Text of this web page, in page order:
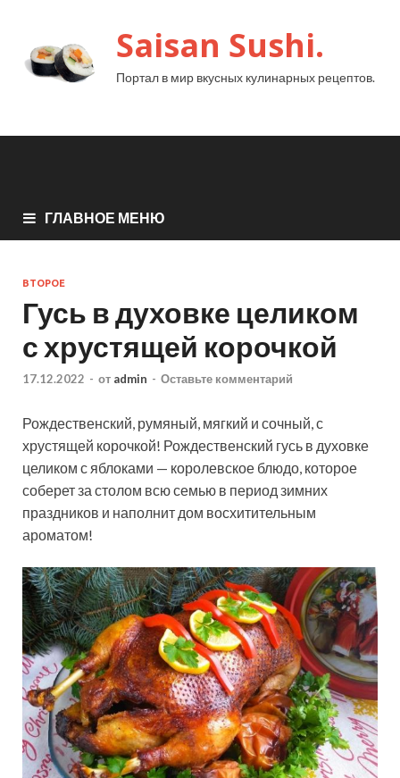
Saisan Sushi.
Портал в мир вкусных кулинарных рецептов.
ГЛАВНОЕ МЕНЮ
ВТОРОЕ
Гусь в духовке целиком
с хрустящей корочкой
17.12.2022 - от admin - Оставьте комментарий
Рождественский, румяный, мягкий и сочный, с
хрустящей корочкой! Рождественский гусь в духовке
целиком с яблоками — королевское блюдо, которое
соберет за столом всю семью в период зимних
праздников и наполнит дом восхитительным
ароматом!